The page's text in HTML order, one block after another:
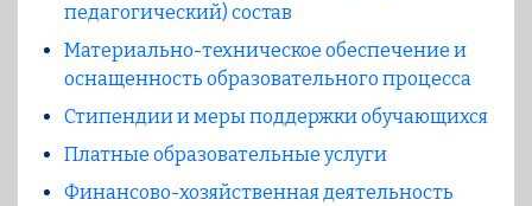
педагогический) состав
Материально-техническое обеспечение и
оснащенность образовательного процесса
Стипендии и меры поддержки обучающихся
Платные образовательные услуги
Финансово-хозяйственная деятельность